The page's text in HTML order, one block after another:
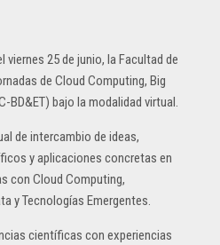
viernes 25 de junio, la Facultad de
de Cloud Computing, Big
BD&ET) bajo la modalidad virtual.
de intercambio de ideas,
y aplicaciones concretas en
con Cloud Computing,
y Tecnologías Emergentes.
científicas con experiencias